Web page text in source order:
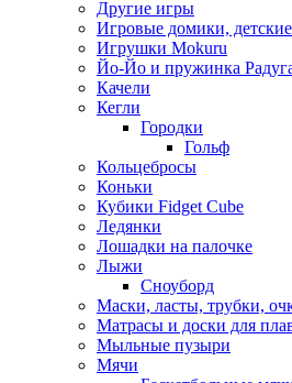
Другие игры
Игровые домики,
Игрушки Mokuru
Йо-Йо и пружинка
Качели
Кегли
Городки
Гольф
Кольцебросы
Коньки
Кубики Fidget Cube
Ледянки
Лошадки на палочке
Лыжи
Сноуборд
Маски, ласты, трубки,
Матрасы и доски для
Мыльные пузыри
Мячи